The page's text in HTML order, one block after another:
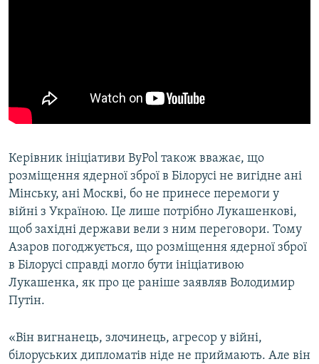
Керівник ініціативи ByPol також вважає, що
розміщення ядерної зброї в Білорусі не вигідне ані
Мінську, ані Москві, бо не принесе перемоги у
війні з Україною. Це лише потрібно Лукашенкові,
щоб західні держави вели з ним переговори. Тому
Азаров погоджується, що розміщення ядерної зброї
в Білорусі справді могло бути ініціативою
Лукашенка, як про це раніше заявляв Володимир
Путін.
«Він вигнанець, злочинець, агресор у війні,
білоруських дипломатів ніде не приймають. Але він